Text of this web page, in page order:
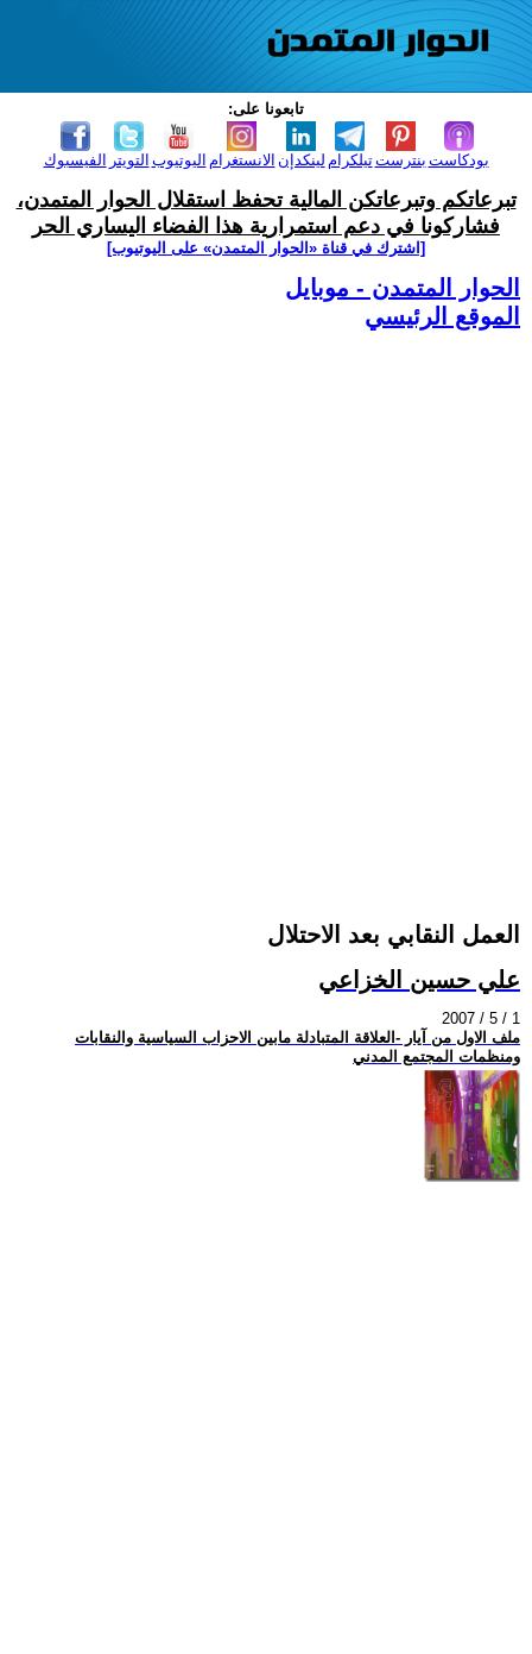
تابعونا على:
الفيسبوك التويتر اليوتيوب الانستغرام لينكدإن تيلكرامبنترست بودكاست
تبرعاتكم وتبرعاتكن المالية تحفظ استقلال الحوار المتمدن،
فشاركونا في دعم استمرارية هذا الفضاء اليساري الحر
[اشترك في قناة ‫«الحوار المتمدن» على اليوتيوب]
الحوار المتمدن - موبايل
الموقع الرئيسي
العمل النقابي بعد الاحتلال
علي حسين الخزاعي
2007 / 5 / 1
ملف الاول من آيار -العلاقة المتبادلة مابين الاحزاب السياسية والنقابات
ومنظمات المجتمع المدني